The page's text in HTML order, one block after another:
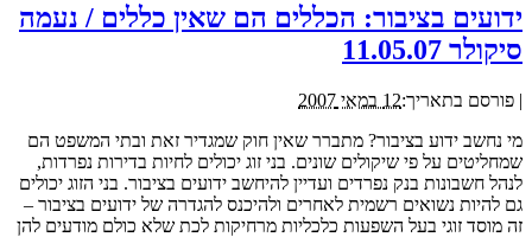
ידועים בציבור: הכללים הם שאין כללים / נעמה
סיקולר 11.05.07
| פורסם בתאריך:12 במאי 2007
מי נחשב ידוע בציבור? מתברר שאין חוק שמגדיר זאת ובתי המשפט הם
שמחליטים על פי שיקולים שונים. בני זוג יכולים לחיות בדירות נפרדות,
לנהל חשבונות בנק נפרדים ועדיין להיחשב ידועים בציבור. בני הזוג יכולים
גם להיות נשואים רשמית לאחרים ולהיכנס להגדרה של ידועים בציבור –
זה מוסד זוגי בעל השפעות כלכליות מרחיקות לכת שלא כולם מודעים להן